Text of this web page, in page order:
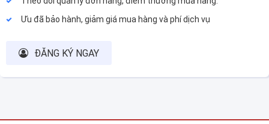
Ưu đã bảo hành, giảm giá mua hàng và phí dịch vụ
ĐĂNG KÝ NGAY